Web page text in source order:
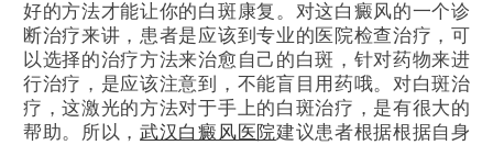
好的方法才能让你的白斑康复。对这白癜风的一个诊
断治疗来讲，患者是应该到专业的医院检查治疗，可
以选择的治疗方法来治愈自己的白斑，针对药物来进
行治疗，是应该注意到，不能盲目用药哦。对白斑治
疗，这激光的方法对于手上的白斑治疗，是有很大的
帮助。所以，武汉白癜风医院建议患者根据根据自身